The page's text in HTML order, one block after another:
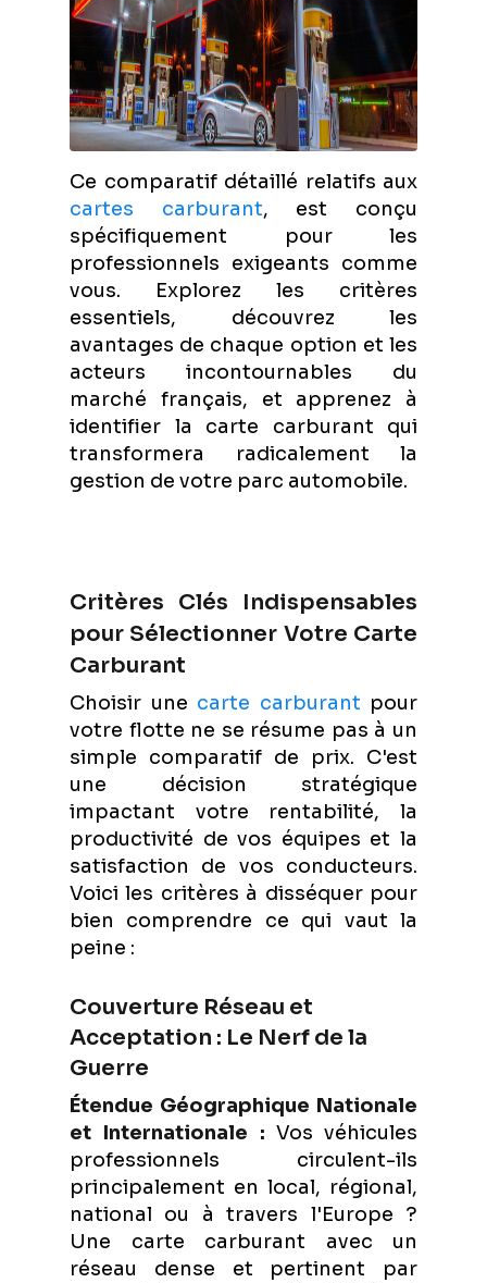
Ce comparatif détaillé relatifs aux
cartes carburant, est conçu
spécifiquement pour les
professionnels exigeants comme
vous. Explorez les critères
essentiels, découvrez les
avantages de chaque option et les
acteurs incontournables du
marché français, et apprenez à
identifier la carte carburant qui
transformera radicalement la
gestion de votre parc automobile.
Critères Clés Indispensables
pour Sélectionner Votre Carte
Carburant
Choisir une carte carburant pour
votre flotte ne se résume pas à un
simple comparatif de prix. C'est
une décision stratégique
impactant votre rentabilité, la
productivité de vos équipes et la
satisfaction de vos conducteurs.
Voici les critères à disséquer pour
bien comprendre ce qui vaut la
peine :
Couverture Réseau et
Acceptation : Le Nerf de la
Guerre
Étendue Géographique Nationale
et Internationale : Vos véhicules
professionnels circulent-ils
principalement en local, régional,
national ou à travers l'Europe ?
Une carte carburant avec un
réseau dense et pertinent par